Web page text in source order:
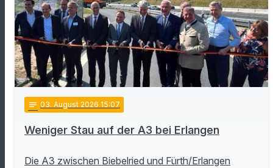
notes 03. August 2026 15:07
Weniger Stau auf der A3 bei Erlangen
Die A3 zwischen Biebelried und Fürth/Erlangen